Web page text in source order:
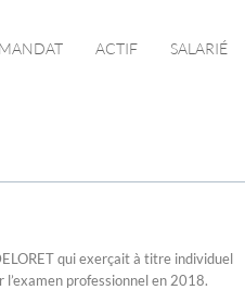
MANDAT ACTIF SALARIÉ
qui exerçait à titre individuel
professionnel en 2018.